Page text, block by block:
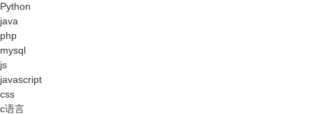
Python
java
php
mysql
js
javascript
css
c语言